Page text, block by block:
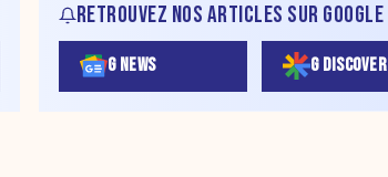
RETROUVEZ NOS ARTICLES SUR GOOGLE
G NEWS G DISCOVER